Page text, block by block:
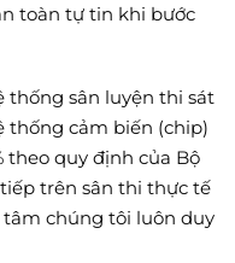
toàn tự tin khi bước
thống sân luyện thi sát
thống cảm biến (chip)
theo quy định của Bộ
trên sân thi thực tế
chúng tôi luôn duy